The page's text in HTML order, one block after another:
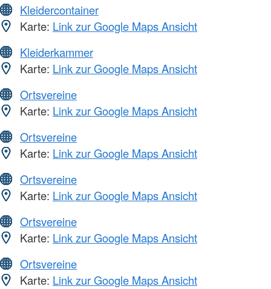
Kleidercontainer
Karte: Link zur Google Maps Ansicht
Kleiderkammer
Karte: Link zur Google Maps Ansicht
Ortsvereine
Karte: Link zur Google Maps Ansicht
Ortsvereine
Karte: Link zur Google Maps Ansicht
Ortsvereine
Karte: Link zur Google Maps Ansicht
Ortsvereine
Karte: Link zur Google Maps Ansicht
Ortsvereine
Karte: Link zur Google Maps Ansicht